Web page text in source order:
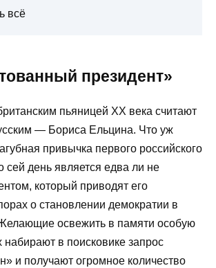
всё
президент»
пьяницей ХХ века считают
— Бориса Ельцина. Что уж
привычка первого российского
сей день является едва ли не
который приводят его
о становлении демократии в
освежить в памяти особую
в поисковике запрос
и получают огромное количество